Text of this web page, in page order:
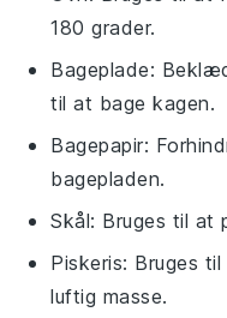
180 grader.
Bageplade:
til at bage kagen.
Bagepapir:
bagepladen.
Skål: Bruges til at
Piskeris: Bruges
luftig masse.